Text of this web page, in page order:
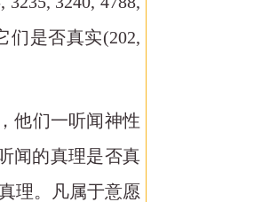
们是否真实(202,
他们一听闻神性
闻的真理是否真
理。凡属于意愿